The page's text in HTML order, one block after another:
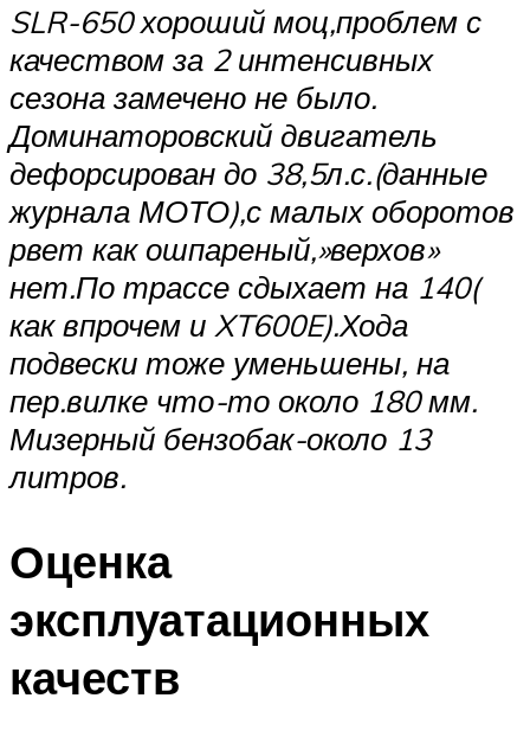
SLR-650 хороший моц,проблем с
качеством за 2 интенсивных
сезона замечено не было.
Доминаторовский двигатель
дефорсирован до 38,5л.с.(данные
журнала МОТО),с малых оборотов
рвет как ошпареный,»верхов»
нет.По трассе сдыхает на 140(
как впрочем и XT600E).Хода
подвески тоже уменьшены, на
пер.вилке что-то около 180 мм.
Мизерный бензобак-около 13
литров.
Оценка
эксплуатационных
качеств